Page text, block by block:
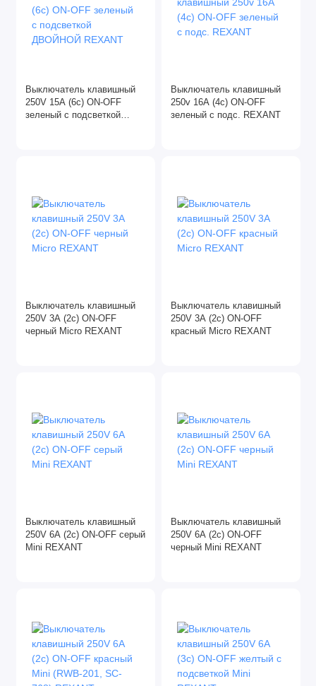
Выключатель клавишный
250V 15A (6c) ON-OFF
зеленый с подсветкой
Выключатель клавишный
250v 16A (4c) ON-OFF
зеленый с подс. REXANT
Выключатель клавишный
250V 3A (2c) ON-OFF
черный Micro REXANT
Выключатель клавишный
250V 3A (2c) ON-OFF
красный Micro REXANT
Выключатель клавишный
250V 6A (2c) ON-OFF серый
Mini REXANT
Выключатель клавишный
250V 6A (2c) ON-OFF
черный Mini REXANT